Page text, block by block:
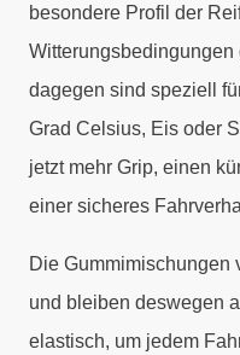
besondere Profil der
dagegen sind speziell
Grad Celsius, Eis oder
jetzt mehr Grip, einen
einer sicheres
Die Gummimischungen
und bleiben deswegen
elastisch, um jedem